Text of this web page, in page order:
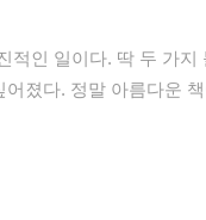
인 일이다. 딱 두 가
졌다. 정말 아름다운 책